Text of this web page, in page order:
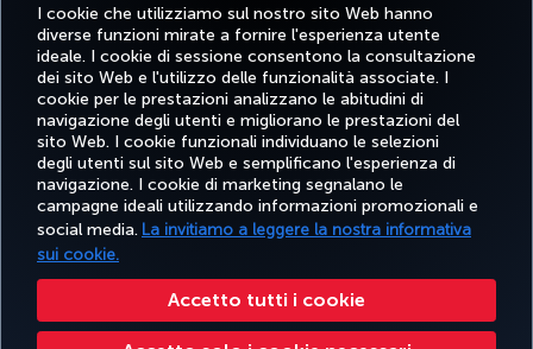
I cookie che utilizziamo sul nostro sito Web hanno
diverse funzioni mirate a fornire l'esperienza utente
ideale. I cookie di sessione consentono la consultazione
dei sito Web e l'utilizzo delle funzionalità associate. I
cookie per le prestazioni analizzano le abitudini di
navigazione degli utenti e migliorano le prestazioni del
sito Web. I cookie funzionali individuano le selezioni
degli utenti sul sito Web e semplificano l'esperienza di
navigazione. I cookie di marketing segnalano le
campagne ideali utilizzando informazioni promozionali e
social media. La invitiamo a leggere la nostra informativa
sui cookie.
Accetto tutti i cookie
GRANDI DIMENSIONI 112 EUR
Facebook
TwitterInstagram
YouTubeLinkedIn
TikTokBlog
PRENOTARE
E GESTIRE
SCOPRI
DESTINAZIONI
AIUTO
TURKISH
AIRLINES
Accessibilità Impressum Privacy e norme sui cookie Note legali Diritti dei passeggeri